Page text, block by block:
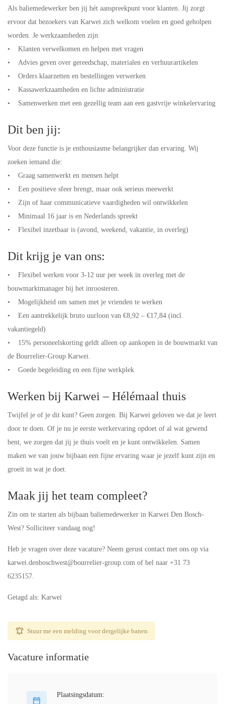
Als baliemedewerker ben jij hét aanspreekpunt voor klanten. Jij zorgt
ervoor dat bezoekers van Karwei zich welkom voelen en goed geholpen
worden. Je werkzaamheden zijn:
• Klanten verwelkomen en helpen met vragen
• Advies geven over gereedschap, materialen en verhuurartikelen
• Orders klaarzetten en bestellingen verwerken
• Kassawerkzaamheden en lichte administratie
• Samenwerken met een gezellig team aan een gastvrije winkelervaring
Dit ben jij:
Voor deze functie is je enthousiasme belangrijker dan ervaring. Wij
zoeken iemand die:
• Graag samenwerkt en mensen helpt
• Een positieve sfeer brengt, maar ook serieus meewerkt
• Zijn of haar communicatieve vaardigheden wil ontwikkelen
• Minimaal 16 jaar is en Nederlands spreekt
• Flexibel inzetbaar is (avond, weekend, vakantie, in overleg)
Dit krijg je van ons:
• Flexibel werken voor 3-12 uur per week in overleg met de
bouwmarktmanager bij het inroosteren.
• Mogelijkheid om samen met je vrienden te werken
• Een aantrekkelijk bruto uurloon van €8,92 – €17,84 (incl.
vakantiegeld)
• 15% personeelskorting geldt alleen op aankopen in de bouwmarkt van
de Bourrelier-Group Karwei.
• Goede begeleiding en een fijne werkplek
Werken bij Karwei – Hélémaal thuis
Twijfel je of je dit kunt? Geen zorgen. Bij Karwei geloven we dat je leert
door te doen. Of je nu je eerste werkervaring opdoet of al wat gewend
bent, we zorgen dat jij je thuis voelt en je kunt ontwikkelen. Samen
maken we van jouw bijbaan een fijne ervaring waar je jezelf kunt zijn en
groeit in wat je doet.
Maak jij het team compleet?
Zin om te starten als bijbaan baliemedewerker in Karwei Den Bosch-
West? Solliciteer vandaag nog!
Heb je vragen over deze vacature? Neem gerust contact met ons op via
karwei.denboschwest@bourrelier-group.com of bel naar +31 73
6235157.
Getagd als: Karwei
Stuur me een melding voor dergelijke banen
Vacature informatie
Plaatsingsdatum: